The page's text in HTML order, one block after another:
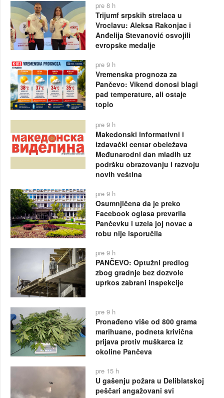
pre 8 h
Trijumf srpskih strelaca u
Vroclavu: Aleksa Rakonjac i
Anđelija Stevanović osvojili
evropske medalje
pre 9 h
Vremenska prognoza za
Pančevo: Vikend donosi blagi
pad temperature, ali ostaje
toplo
pre 9 h
Makedonski informativni i
izdavački centar obeležava
Međunarodni dan mladih uz
podršku obrazovanju i razvoju
novih veština
pre 9 h
Osumnjičena da je preko
Facebook oglasa prevarila
Pančevku i uzela joj novac a
robu nije isporučila
pre 9 h
PANČEVO: Optužni predlog
zbog gradnje bez dozvole
uprkos zabrani inspekcije
pre 9 h
Pronađeno više od 800 grama
marihuane, podneta krivična
prijava protiv muškarca iz
okoline Pančeva
pre 15 h
U gašenju požara u Deliblatskoj
peščari angažovani svi